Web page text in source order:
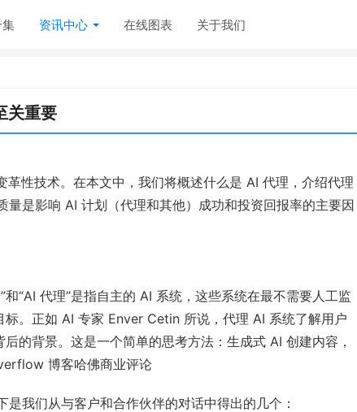
集 资讯中心 在线图表 关于我们
关重要
性技术。在本文中，我们将概述什么是 AI 代理，介绍代理
量是影响 AI 计划（代理和其他）成功和投资回报率的主要因
“AI 代理”是指自主的 AI 系统，这些系统在最不需要人工监
。正如 AI 专家 Enver Cetin 所说，代理 AI 系统了解用户
的背景。这是一个简单的思考方法：生成式 AI 创建内容，
博客哈佛商业评论
我们从与客户和合作伙伴的对话中得出的几个：